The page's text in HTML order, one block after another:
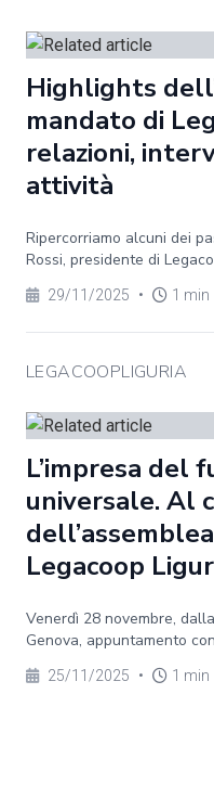
Highlights
mandato di
relazioni,
attività
Ripercorriamo alcuni dei
Rossi, presidente di
29/11/2025 • 1 min
LEGACOOPLIGURIA
L’impresa del
universale. Al
Legacoop
Venerdì 28 novembre,
Genova, appuntamento
25/11/2025 • 1 min